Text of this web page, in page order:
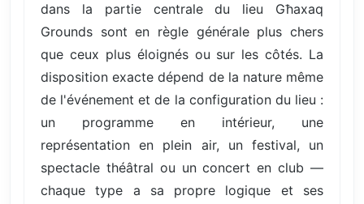
dans la partie centrale du lieu Għaxaq
Grounds sont en règle générale plus chers
que ceux plus éloignés ou sur les côtés. La
disposition exacte dépend de la nature même
de l'événement et de la configuration du lieu :
un programme en intérieur, une
représentation en plein air, un festival, un
spectacle théâtral ou un concert en club —
chaque type a sa propre logique et ses